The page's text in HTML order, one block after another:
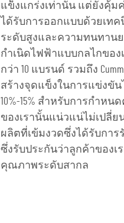
แข็งแกร่งเท่านั้น แต่ยังคุ้ม
ได้รับการออกแบบด้วยเท
ระดับสูงและความทนทาน
กำเนิดไฟฟ้าแบบกลไกขอ
กว่า 10 แบรนด์ รวมถึง
สร้างจุดแข็งในการแข่งขั
10%-15% สำหรับการกำหน
ของเรานั้นแน่วแน่ไม่เปลี่ย
ผลิตที่เข้มงวดซึ่งได้รับการรับร
ซึ่งรับประกันว่าลูกค้าของ
คุณภาพระดับสากล